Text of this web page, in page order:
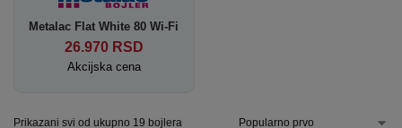
Metalac Flat White 80 Wi-Fi
26.970 RSD
Akcijska cena
Prikazani svi od ukupno 19 bojlera